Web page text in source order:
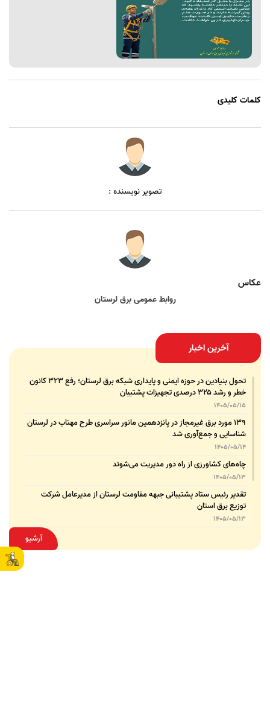
کلمات کلیدی
تصویر نویسنده :
عکاس
روابط عمومی برق لرستان
آخرین اخبار
تحول بنیادین در حوزه ایمنی و پایداری شبکه برق لرستان؛ رفع ۳۲۳ کانون
خطر و رشد ۳۲۵ درصدی تجهیزات پشتیبان
1405/05/15
۱۳۹ مورد برق غیرمجاز در پانزدهمین مانور سراسری طرح مهتاب در لرستان
شناسایی و جمع‌آوری شد
1405/05/14
چاه‌های کشاورزی از راه دور مدیریت می‌شوند
1405/05/13
تقدیر رئیس ستاد پشتیبانی جبهه مقاومت لرستان از مدیرعامل شرکت
توزیع برق استان
1405/05/13
قدردانی مسئول عتبات عالیات وزارت نیرو از مدیرعامل شرکت توزیع نیروی
برق استان لرستان
آرشیو